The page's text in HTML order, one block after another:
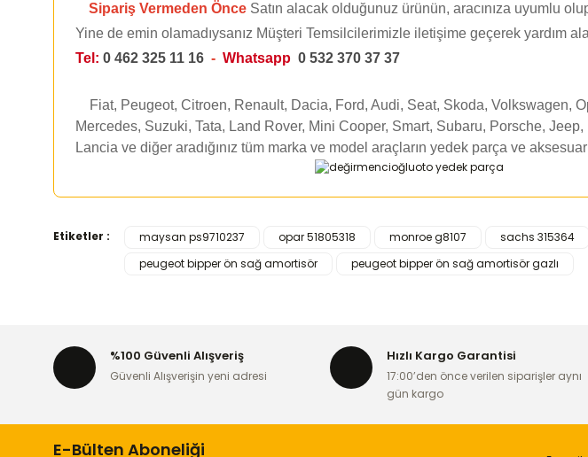
Sipariş Vermeden Önce Satın alacak olduğunuz ürünün, aracınıza uyumlu olup
Yine de emin olamadıysanız Müşteri Temsilcilerimizle iletişime geçerek yardım
Tel: 0 462 325 11 16 - Whatsapp 0 532 370 37 37
Fiat, Peugeot, Citroen, Renault, Dacia, Ford, Audi, Seat, Skoda, Volkswagen,
Mercedes, Suzuki, Tata, Land Rover, Mini Cooper, Smart, Subaru, Porsche,
Lancia ve diğer aradığınız tüm marka ve model araçların yedek parça ve
Bu ürünün fiyat bilgisi, resim, ürün açıklamalarında ve diğer konularda yetersiz
Görüş ve önerileriniz için teşekkür ederiz.
Ürün bilgilerinde hatalar bulunuyor.
Ürün fiyatı diğer sitelerden daha pahalı.
Etiketler : maysan ps9710237 opar 51805318 monroe g8107 sachs 315364
peugeot bipper ön sağ amortisör
peugeot bipper ön sağ amortisör gazlı
%100 Güvenli Alışveriş
Güvenli Alışverişin yeni adresi
Hızlı Kargo Garantisi
17:00’den önce verilen siparişler aynı
gün kargo
E-Bülten Aboneliği